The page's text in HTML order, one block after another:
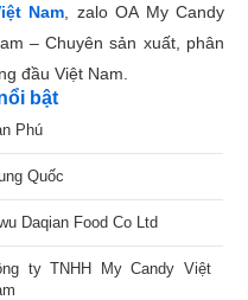
Nam , zalo OA My Candy
– Chuyên sản xuất, phân
đầu Việt Nam.
bật
Phú
Quốc
Daqian Food Co Ltd
ty TNHH My Candy Việt